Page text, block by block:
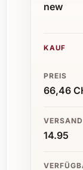
new
KAUF
PREIS
66,46
VERSAND
14.95